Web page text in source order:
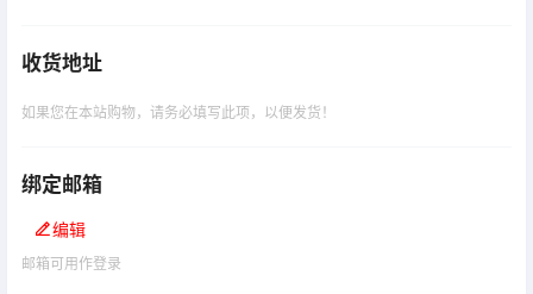
收货地址
如果您在本站购物，请务必填写此项，以便发货！
绑定邮箱
编辑
邮箱可用作登录